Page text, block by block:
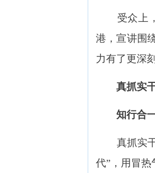
受众上，
港，宣讲围
力有了更深
真抓实
知行合
真抓实干
代”，用冒热